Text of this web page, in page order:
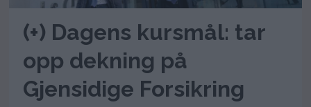
(+) Dagens kursmål: tar
opp dekning på
Gjensidige Forsikring